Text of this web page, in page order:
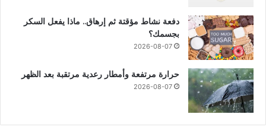
دفعة نشاط مؤقتة ثم إرهاق.. ماذا يفعل السكر
بجسمك؟
2026-08-07
حرارة مرتفعة وأمطار رعدية مرتقبة بعد الظهر
2026-08-07